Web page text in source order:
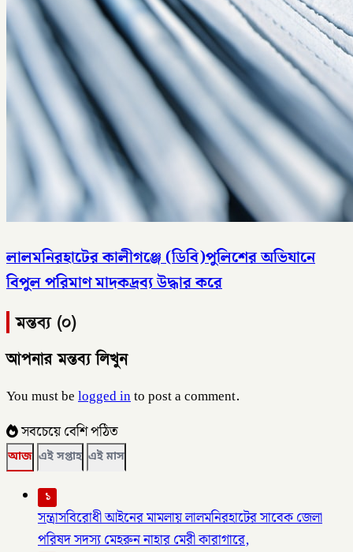
লালমনিরহাটের কালীগঞ্জে (ডিবি)পুলিশের অভিযানে
বিপুল পরিমাণ মাদকদ্রব্য উদ্ধার করে
মন্তব্য (০)
আপনার মন্তব্য লিখুন
You must belogged into post a comment.
সবচেয়ে বেশি পঠিত
আজ এই সপ্তাহ এই মাস
১
সন্ত্রাসবিরোধী আইনের মামলায় লালমনিরহাটের সাবেক জেলা
পরিষদ সদস্য মেহরুন নাহার মেরী কারাগারে,